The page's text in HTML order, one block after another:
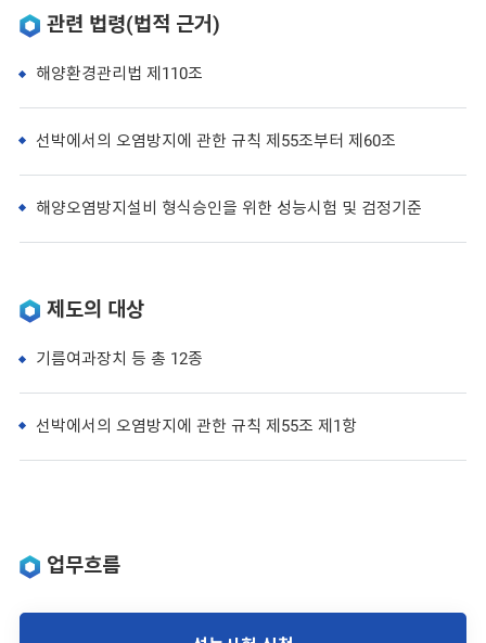
관련 법령(법적 근거)
해양환경관리법 제110조
선박에서의 오염방지에 관한 규칙 제55조부터 제60조
해양오염방지설비 형식승인을 위한 성능시험 및 검정기준
제도의 대상
기름여과장치 등 총 12종
선박에서의 오염방지에 관한 규칙 제55조 제1항
업무흐름